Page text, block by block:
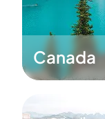
Canada